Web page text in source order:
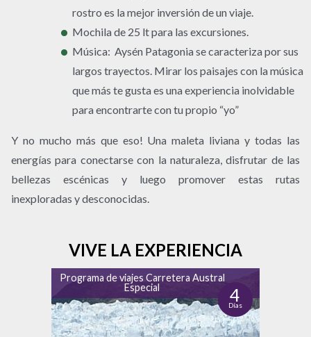
rostro es la mejor inversión de un viaje.
Mochila de 25 lt para las excursiones.
Música: Aysén Patagonia se caracteriza por sus
largos trayectos. Mirar los paisajes con la música
que más te gusta es una experiencia inolvidable
para encontrarte con tu propio “yo”
Y no mucho más que eso! Una maleta liviana y todas las
energías para conectarse con la naturaleza, disfrutar de las
bellezas escénicas y luego promover estas rutas
inexploradas y desconocidas.
VIVE LA EXPERIENCIA
Programa de viajes Carretera Austral
Especial
4
Días